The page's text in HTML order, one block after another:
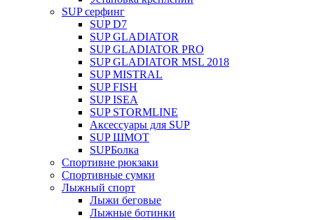
SUP серфинг
SUP D7
SUP GLADIATOR
SUP GLADIATOR PRO
SUP GLADIATOR MSL 2018
SUP MISTRAL
SUP FISH
SUP ISEA
SUP STORMLINE
Аксессуары для SUP
SUP ШМОТ
SUPБолка
Спортивне рюкзаки
Спортивные сумки
Лыжный спорт
Лыжи беговые
Лыжные ботинки